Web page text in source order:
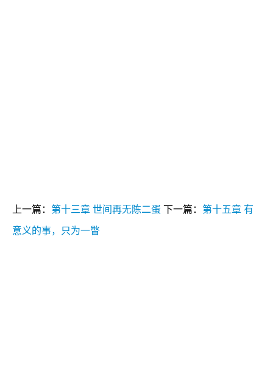
上一篇： 第十三章 世间再无陈二蛋下一篇： 第十五章 有
意义的事，只为一瞥